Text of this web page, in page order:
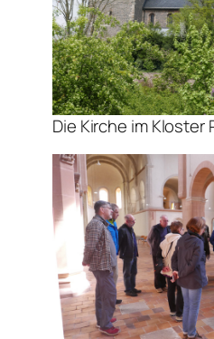
Die Kirche im Kloster